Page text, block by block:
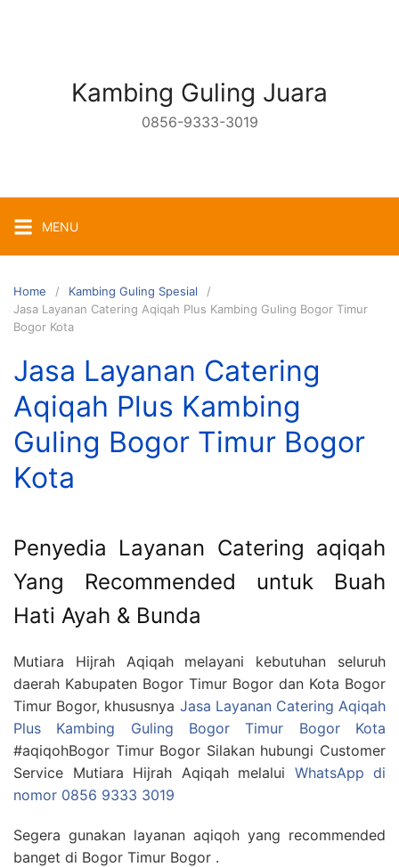
Kambing Guling Juara
0856-9333-3019
MENU
Home
Kambing Guling Spesial
Jasa Layanan Catering Aqiqah Plus Kambing Guling Bogor Timur
Bogor Kota
Jasa Layanan Catering
Aqiqah Plus Kambing
Guling Bogor Timur Bogor
Kota
Penyedia Layanan Catering aqiqah
Yang Recommended untuk Buah
Hati Ayah & Bunda
Mutiara Hijrah Aqiqah melayani kebutuhan seluruh
daerah Kabupaten Bogor Timur Bogor dan Kota Bogor
Timur Bogor, khususnya Jasa Layanan Catering Aqiqah
Plus Kambing Guling Bogor Timur Bogor Kota
#aqiqohBogor Timur Bogor Silakan hubungi Customer
Service Mutiara Hijrah Aqiqah melalui WhatsApp di
nomor 0856 9333 3019
Segera gunakan layanan aqiqoh yang recommended
banget di Bogor Timur Bogor .